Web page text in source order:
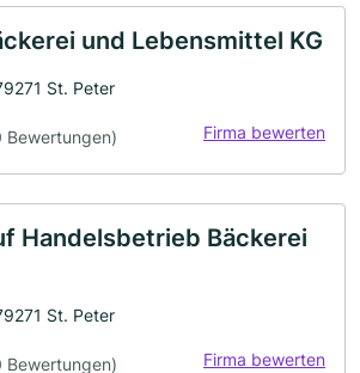
und Lebensmittel KG
St. Peter
Bewertungen) Firma bewerten
Handelsbetrieb Bäckerei
St. Peter
Bewertungen) Firma bewerten